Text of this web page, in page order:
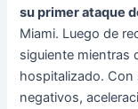
su primer ataque
Miami. Luego de
siguiente mientras
hospitalizado.
negativos,